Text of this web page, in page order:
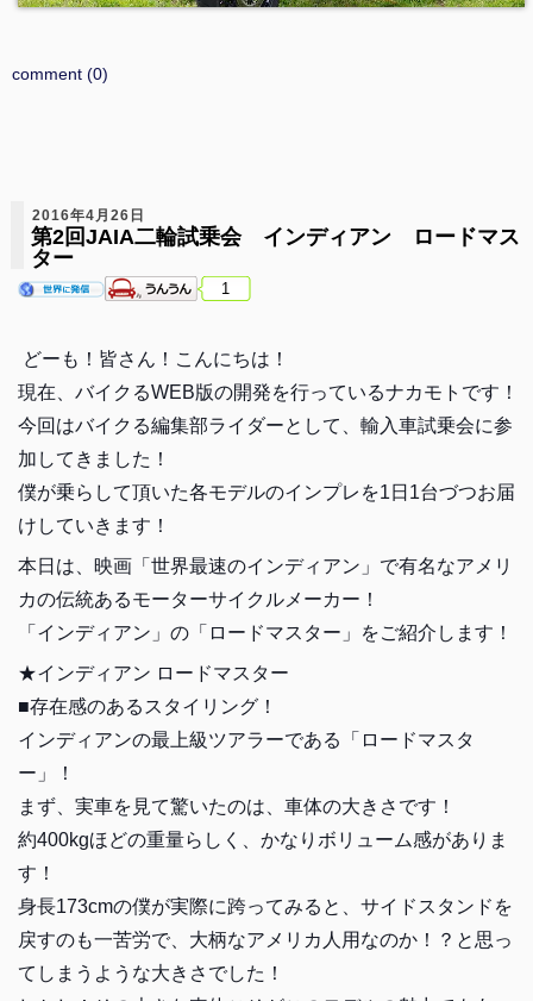
comment (0)
2016年4月26日
第2回JAIA二輪試乗会 インディアン ロードマス
ター
1
どーも！皆さん！こんにちは！
現在、バイクるWEB版の開発を行っているナカモトです！
今回はバイクる編集部ライダーとして、輸入車試乗会に参
加してきました！
僕が乗らして頂いた各モデルのインプレを1日1台づつお届
けしていきます！
本日は、映画「世界最速のインディアン」で有名なアメリ
カの伝統あるモーターサイクルメーカー！
「インディアン」の「ロードマスター」をご紹介します！
★インディアン ロードマスター
■存在感のあるスタイリング！
インディアンの最上級ツアラーである「ロードマスタ
ー」！
まず、実車を見て驚いたのは、車体の大きさです！
約400kgほどの重量らしく、かなりボリューム感がありま
す！
身長173cmの僕が実際に跨ってみると、サイドスタンドを
戻すのも一苦労で、大柄なアメリカ人用なのか！？と思っ
てしまうような大きさでした！